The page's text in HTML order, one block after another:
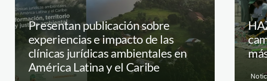
Presentan publicación sobre
experiencias e impacto de las
clínicas jurídicas ambientales en
América Latina y el Caribe